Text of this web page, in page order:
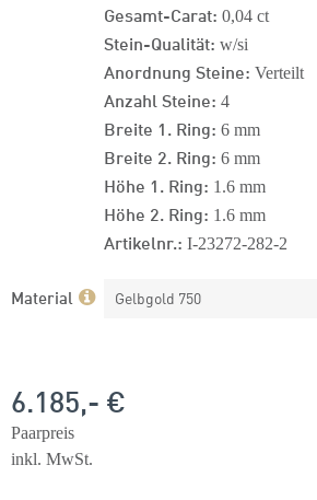
Gesamt-Carat: 0,04 ct
Stein-Qualität: w/si
Anordnung Steine: Verteilt
Anzahl Steine: 4
Breite 1. Ring: 6 mm
Breite 2. Ring: 6 mm
Höhe 1. Ring: 1.6 mm
Höhe 2. Ring: 1.6 mm
Artikelnr.: I-23272-282-2
Material Gelbgold 750
6.185,- €
Paarpreis
inkl. MwSt.